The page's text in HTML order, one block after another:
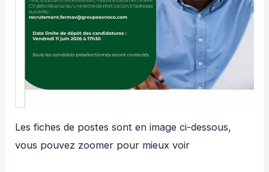
Les fiches de postes sont en image ci-dessous,
vous pouvez zoomer pour mieux voir